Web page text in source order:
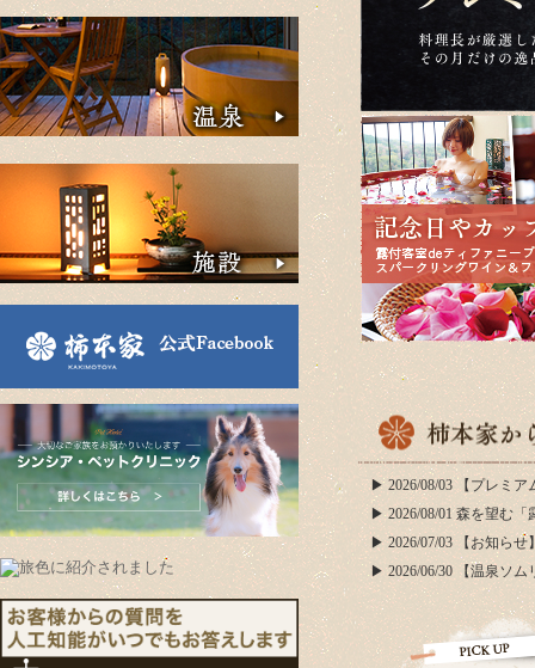
▶ 2026/08/03 【プレミ
▶ 2026/08/01 森を望む
▶ 2026/07/03 【お知ら
▶ 2026/06/30 【温泉ソ